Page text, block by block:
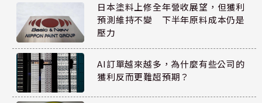
日本塗料上修全年營收展望，但獲利
預測維持不變 下半年原料成本仍是
壓力
AI訂單越來越多，為什麼有些公司的
獲利反而更難超預期？